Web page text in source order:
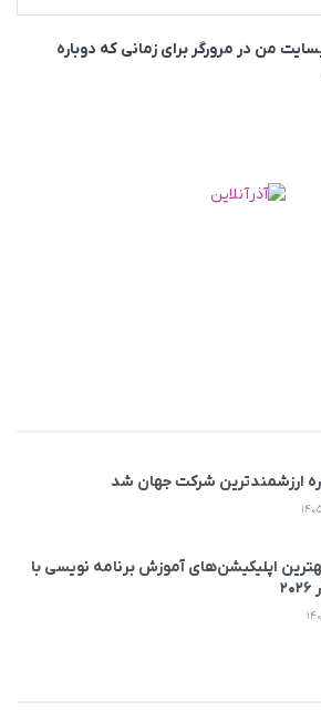
من در مرورگر برای زمانی که دوباره
ارزشمندترین شرکت جهان شد
اپلیکیشن‌های آموزش برنامه نویسی با